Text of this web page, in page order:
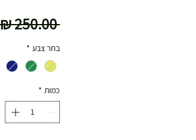
‏250.00 ‏₪
בחר צבע *
כמות *